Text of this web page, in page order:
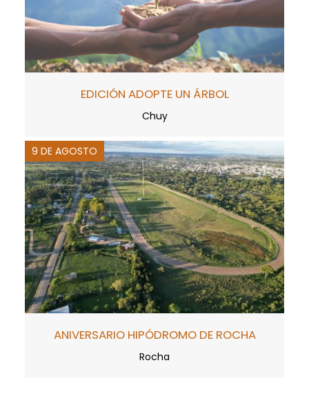
EDICIÓN ADOPTE UN ÁRBOL
Chuy
9 DE AGOSTO
ANIVERSARIO HIPÓDROMO DE ROCHA
Rocha